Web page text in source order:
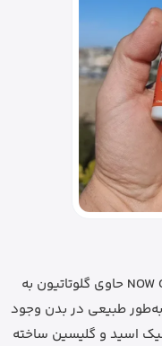
مکمل NOW Glutathione 250 mg Veg Capsules حاوی گلوتاتیون به
طبیعی در بدن وجود
اسید و گلیسین ساخته